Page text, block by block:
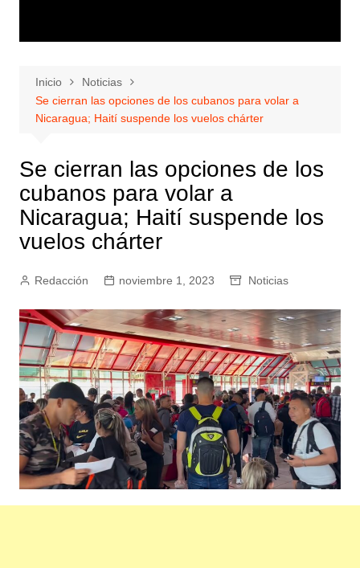
Inicio
Noticias
Se cierran las opciones de los cubanos para volar a
Nicaragua; Haití suspende los vuelos chárter
Se cierran las opciones de los
cubanos para volar a
Nicaragua; Haití suspende los
vuelos chárter
Redacción noviembre 1, 2023 Noticias